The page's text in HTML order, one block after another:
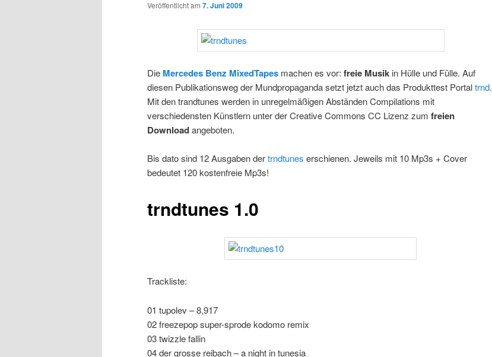
Veröffentlicht am 7. Juni 2009
Die Mercedes Benz MixedTapes machen es vor: freie Musik in Hülle und Fülle. Auf
diesen Publikationsweg der Mundpropaganda setzt jetzt auch das Produkttest Portaltrnd.
Mit den trandtunes werden in unregelmäßigen Abständen Compilations mit
verschiedensten Künstlern unter der Creative Commons CC Lizenz zum freien
Downloadangeboten.
Bis dato sind 12 Ausgaben dertrndtunes erschienen. Jeweils mit 10 Mp3s + Cover
bedeutet 120 kostenfreie Mp3s!
trndtunes 1.0
Trackliste:
01 tupolev – 8,917
02 freezepop super-sprode kodomo remix
03 twizzle fallin
04 der grosse reibach – a night in tunesia